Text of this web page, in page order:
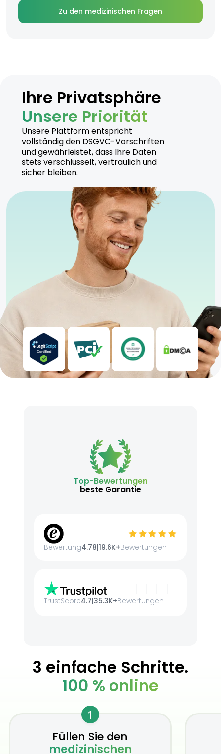
Zu den medizinischen Fragen
Ihre Privatsphäre
Unsere Priorität
Unsere Plattform entspricht
vollständig den DSGVO-Vorschriften
und gewährleistet, dass Ihre Daten
stets verschlüsselt, vertraulich und
sicher bleiben.
Top-Bewertungen
beste Garantie
Bewertung4.78|19.6K+Bewertungen
TrustScore4.7|35.3K+Bewertungen
3 einfache Schritte.
100 % online
1
Füllen Sie den
medizinischen